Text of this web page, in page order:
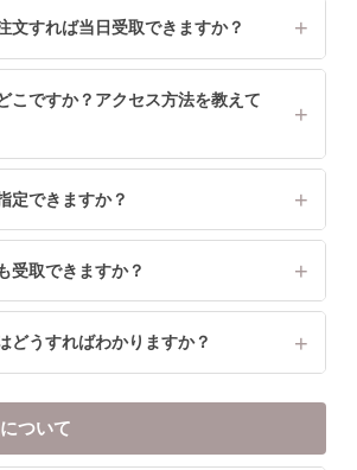
文すれば当日受取できますか？
こですか？アクセス方法を教えて
定できますか？
受取できますか？
どうすればわかりますか？
ついて